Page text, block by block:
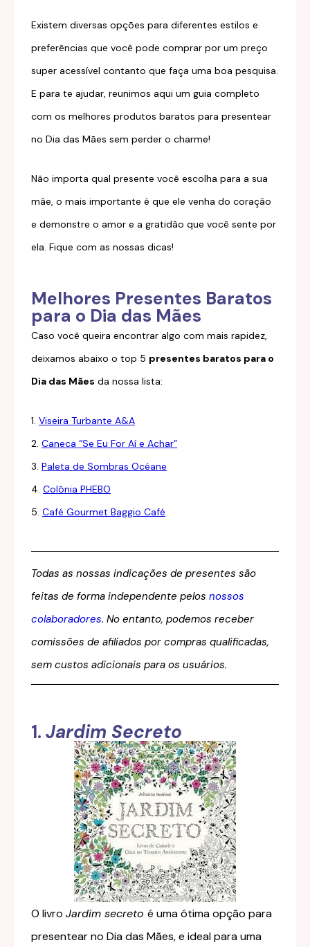
Existem diversas opções para diferentes estilos e
preferências que você pode comprar por um preço
super acessível contanto que faça uma boa pesquisa.
E para te ajudar, reunimos aqui um guia completo
com os melhores produtos baratos para presentear
no Dia das Mães sem perder o charme!
Não importa qual presente você escolha para a sua
mãe, o mais importante é que ele venha do coração
e demonstre o amor e a gratidão que você sente por
ela. Fique com as nossas dicas!
Melhores Presentes Baratos
para o Dia das Mães
Caso você queira encontrar algo com mais rapidez,
deixamos abaixo o top 5 presentes baratos para o
Dia das Mães da nossa lista:
1. Viseira Turbante A&A
2. Caneca “Se Eu For Aí e Achar”
3. Paleta de Sombras Océane
4. Colônia PHEBO
5. Café Gourmet Baggio Café
Todas as nossas indicações de presentes são
feitas de forma independente pelos nossos
colaboradores. No entanto, podemos receber
comissões de afiliados por compras qualificadas,
sem custos adicionais para os usuários.
1. Jardim Secreto
O livro Jardim secreto é uma ótima opção para
presentear no Dia das Mães, e ideal para uma